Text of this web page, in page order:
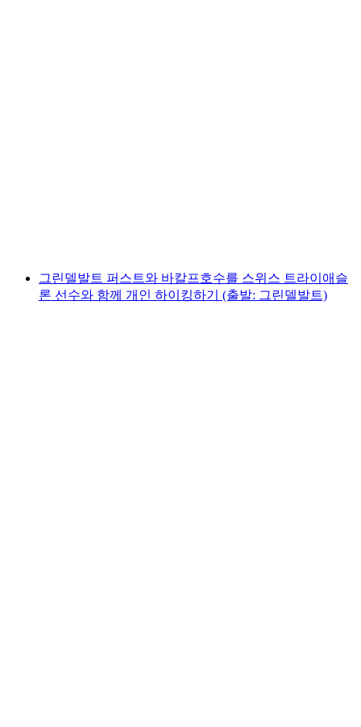
그린델발트 퍼스트와 바칼프호수를 스위스 트라이애슬
론 선수와 함께 개인 하이킹하기 (출발: 그린델발트)